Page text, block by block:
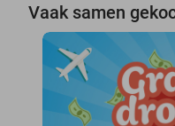
Vaak samen